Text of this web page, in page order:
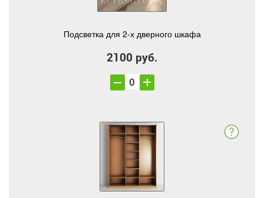
Подсветка для 2-х дверного шкафа
2100 руб.